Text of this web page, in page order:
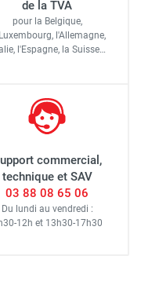
de la TVA
pour la Belgique,
l'Allemagne,
l'Espagne, la Suisse…
commercial,
technique et SAV
03 88 08 65 06
Du lundi au vendredi :
12h et 13h30-17h30